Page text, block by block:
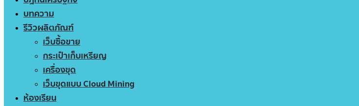
บทความ
รีวิวผลิตภัณฑ์
เว็บซื้อขาย
กระเป๋าเก็บเหรียญ
เครื่องขุด
เว็บขุดแบบ Cloud Mining
ห้องเรียน